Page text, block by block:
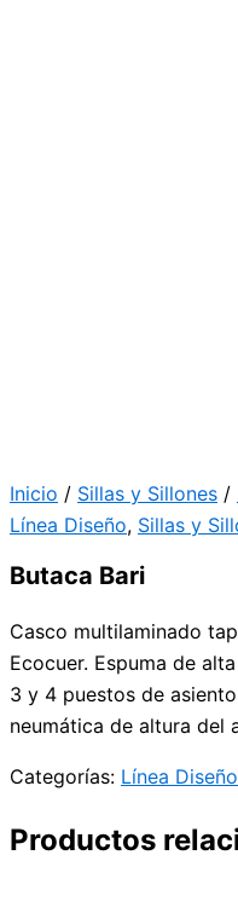
Inicio / Sillas y Sillones /
Línea Diseño, Sillas y
Butaca Bari
Casco multilaminado
Ecocuer. Espuma de
3 y 4 puestos de
neumática de altura del
Categorías: Línea Diseño
Productos